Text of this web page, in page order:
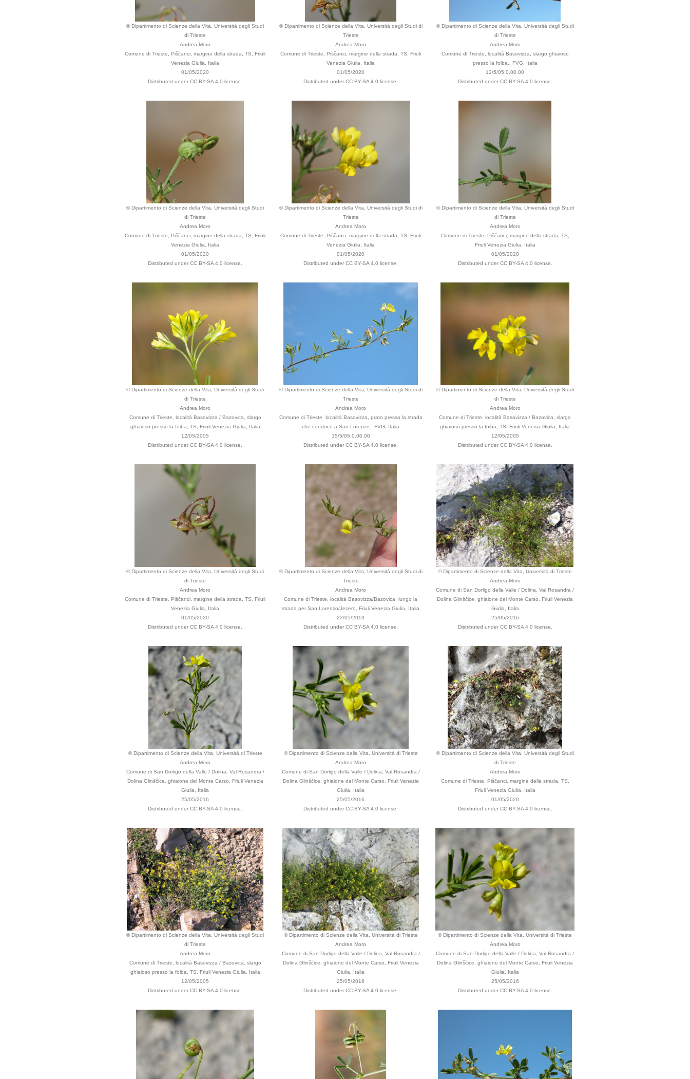
© Dipartimento di Scienze della Vita, Università degli Studi
di Trieste
Andrea Moro
Comune di Trieste, Piščanci, margine della strada, TS, Friuli
Venezia Giulia, Italia
01/05/2020
Distributed under CC BY-SA 4.0 license.
© Dipartimento di Scienze della Vita, Università degli Studi di
Trieste
Andrea Moro
Comune di Trieste, Piščanci, margine della strada, TS, Friuli
Venezia Giulia, Italia
01/05/2020
Distributed under CC BY-SA 4.0 license.
© Dipartimento di Scienze della Vita, Università degli Studi
di Trieste
Andrea Moro
Comune di Trieste, località Basovizza, slargo ghiaioso
presso la foiba., FVG, Italia
12/5/05 0.00.00
Distributed under CC BY-SA 4.0 license.
© Dipartimento di Scienze della Vita, Università degli Studi
di Trieste
Andrea Moro
Comune di Trieste, Piščanci, margine della strada, TS, Friuli
Venezia Giulia, Italia
01/05/2020
Distributed under CC BY-SA 4.0 license.
© Dipartimento di Scienze della Vita, Università degli Studi di
Trieste
Andrea Moro
Comune di Trieste, Piščanci, margine della strada, TS, Friuli
Venezia Giulia, Italia
01/05/2020
Distributed under CC BY-SA 4.0 license.
© Dipartimento di Scienze della Vita, Università degli Studi
di Trieste
Andrea Moro
Comune di Trieste, Piščanci, margine della strada, TS,
Friuli Venezia Giulia, Italia
01/05/2020
Distributed under CC BY-SA 4.0 license.
© Dipartimento di Scienze della Vita, Università degli Studi
di Trieste
Andrea Moro
Comune di Trieste, località Basovizza / Bazovica, slargo
ghiaioso presso la foiba, TS, Friuli Venezia Giulia, Italia
12/05/2005
Distributed under CC BY-SA 4.0 license.
© Dipartimento di Scienze della Vita, Università degli Studi di
Trieste
Andrea Moro
Comune di Trieste, località Basovizza, prato presso la strada
che conduce a San Lorenzo., FVG, Italia
15/5/05 0.00.00
Distributed under CC BY-SA 4.0 license.
© Dipartimento di Scienze della Vita, Università degli Studi
di Trieste
Andrea Moro
Comune di Trieste, località Basovizza / Bazovica, slargo
ghiaioso presso la foiba, TS, Friuli Venezia Giulia, Italia
12/05/2005
Distributed under CC BY-SA 4.0 license.
© Dipartimento di Scienze della Vita, Università degli Studi
di Trieste
Andrea Moro
Comune di Trieste, Piščanci, margine della strada, TS, Friuli
Venezia Giulia, Italia
01/05/2020
Distributed under CC BY-SA 4.0 license.
© Dipartimento di Scienze della Vita, Università degli Studi di
Trieste
Andrea Moro
Comune di Trieste, località Basovizza/Bazovica, lungo la
strada per San Lorenzo/Jezero, Friuli Venezia Giulia, Italia
22/05/2013
Distributed under CC BY-SA 4.0 license.
© Dipartimento di Scienze della Vita, Università di Trieste
Andrea Moro
Comune di San Dorligo della Valle / Dolina, Val Rosandra /
Dolina Glinščice, ghiaione del Monte Carso, Friuli Venezia
Giulia, Italia
25/05/2016
Distributed under CC BY-SA 4.0 license.
© Dipartimento di Scienze della Vita, Università di Trieste
Andrea Moro
Comune di San Dorligo della Valle / Dolina, Val Rosandra /
Dolina Glinščice, ghiaione del Monte Carso, Friuli Venezia
Giulia, Italia
25/05/2016
Distributed under CC BY-SA 4.0 license.
© Dipartimento di Scienze della Vita, Università di Trieste
Andrea Moro
Comune di San Dorligo della Valle / Dolina, Val Rosandra /
Dolina Glinščice, ghiaione del Monte Carso, Friuli Venezia
Giulia, Italia
25/05/2016
Distributed under CC BY-SA 4.0 license.
© Dipartimento di Scienze della Vita, Università degli Studi
di Trieste
Andrea Moro
Comune di Trieste, Piščanci, margine della strada, TS,
Friuli Venezia Giulia, Italia
01/05/2020
Distributed under CC BY-SA 4.0 license.
© Dipartimento di Scienze della Vita, Università degli Studi
di Trieste
Andrea Moro
Comune di Trieste, località Basovizza / Bazovica, slargo
ghiaioso presso la foiba, TS, Friuli Venezia Giulia, Italia
12/05/2005
Distributed under CC BY-SA 4.0 license.
© Dipartimento di Scienze della Vita, Università di Trieste
Andrea Moro
Comune di San Dorligo della Valle / Dolina, Val Rosandra /
Dolina Glinščice, ghiaione del Monte Carso, Friuli Venezia
Giulia, Italia
25/05/2016
Distributed under CC BY-SA 4.0 license.
© Dipartimento di Scienze della Vita, Università di Trieste
Andrea Moro
Comune di San Dorligo della Valle / Dolina, Val Rosandra /
Dolina Glinščice, ghiaione del Monte Carso, Friuli Venezia
Giulia, Italia
25/05/2016
Distributed under CC BY-SA 4.0 license.